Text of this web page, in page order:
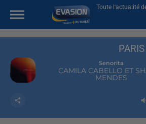
Toute l'actualité
Senorita
CAMILA CABELLO ET
MENDES
PARIS